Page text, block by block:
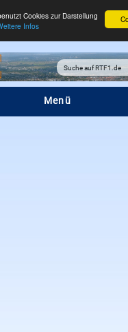
Cookies zur Darstellung
Infos
Menü